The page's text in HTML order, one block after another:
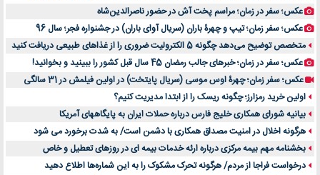
عکس؛ سفر در زمان؛ مراسم پخت آش در حضور ناصرالدین‌شاه
عکس؛ سفر زمان؛ تیپ و چهرۀ باران (سریال آوای باران) در جشنواره فجر؛ سال 96
متخصص توضیح می‌دهد چگونه 5 الکترولیت ضروری را از غذاهای طبیعی دریافت کنید
عکس؛ سفر در زمان؛ خبرهای جالب رمضان 45 سال قبل کشور را ببینید و بخوانید!
عکس؛ سفر زمان؛ چهرۀ اوس موسی (سریال پایتخت) در اولین فیلمش در 31 سالگی
اولین خرید رمزارز؛ چگونه ریسک را از ابتدا مدیریت کنیم؟
بیانیه شورای همکاری خلیج فارس درباره حملات ایران به پایگاههای آمریکا
هرگونه اخلال در امنیت مصداق همکاری با دشمن است/ به شدت برخورد می شود
بخشنامه مهم بیمه مرکزی درباره ارئه خدمات بیمه ای در روزهای تعطیل و خاص
درخواست فراجا از مردم/ هرگونه تحرک مشکوک را به این شماره‌ها اطلاع دهید